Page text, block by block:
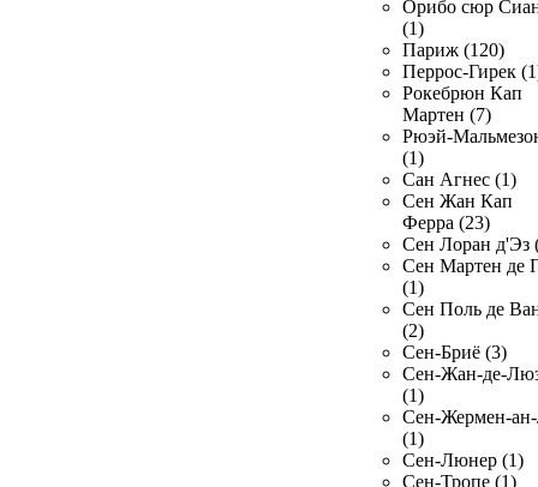
Орибо сюр
(1)
Париж (120)
Перрос-Гирек
Рокебрюн Кап
Мартен (7)
Рюэй-
(1)
Сан Агнес (1)
Сен Жан Кап
Ферра (23)
Сен Лоран д'Эз
Сен Мартен де
(1)
Сен Поль де
(2)
Сен-Бриё (3)
Сен-Жан-де-
(1)
Сен-Жермен-
(1)
Сен-Люнер (1)
Сен-Тропе (1)